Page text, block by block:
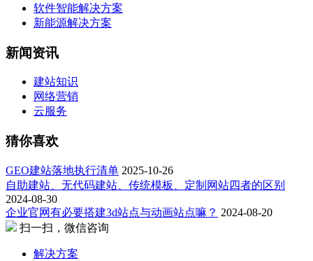
软件智能解决方案
新能源解决方案
新闻资讯
建站知识
网络营销
云服务
猜你喜欢
GEO建站落地执行清单 2025-10-26
自助建站、无代码建站、传统模板、定制网站四者的区别
2024-08-30
企业官网有必要搭建3d站点与动画站点嘛？ 2024-08-20
扫一扫，微信咨询
解决方案